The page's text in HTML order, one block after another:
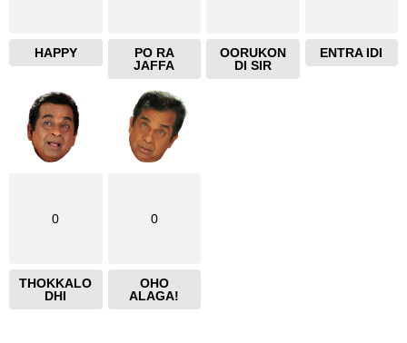
HAPPY
PO RA
JAFFA
OORUKON
DI SIR
ENTRA IDI
0
THOKKALO
DHI
0
OHO
ALAGA!